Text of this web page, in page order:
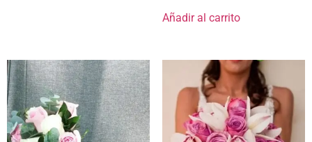
Añadir al carrito